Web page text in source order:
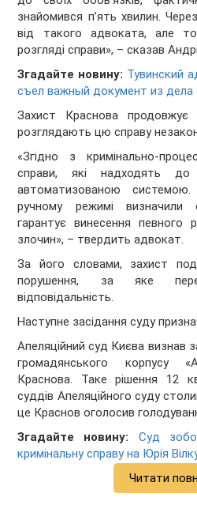
знайомився п’ять хвилин.
від такого адвоката, але
розгляді справи», – сказав
Згадайте новину: Тувинский
съел важный документ из дела
Захист Краснова продовжує
розглядають цю справу
«Згідно з кримінально-
справи, які надходять до
автоматизованою
ручному режимі
гарантує винесення певного
злочин», – твердить адвокат.
За його словами, захист
порушення, за яке
відповідальність.
Наступне засідання суду
Апеляційний суд Києва визнав
громадянського корпусу
Краснова. Таке рішення 12
суддів Апеляційного суду
це Краснов оголосив
Згадайте новину:
Суд
кримінальну справу на Юрія
Читати